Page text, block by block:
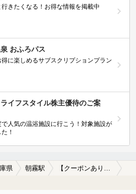
きたくなる！お得な情報を掲載中
おふろパス
に楽しめるサブスクリプションプラン
ライフスタイル株主優待のご案
人気の温浴施設に行こう！対象施設が
！
県 朝霧駅